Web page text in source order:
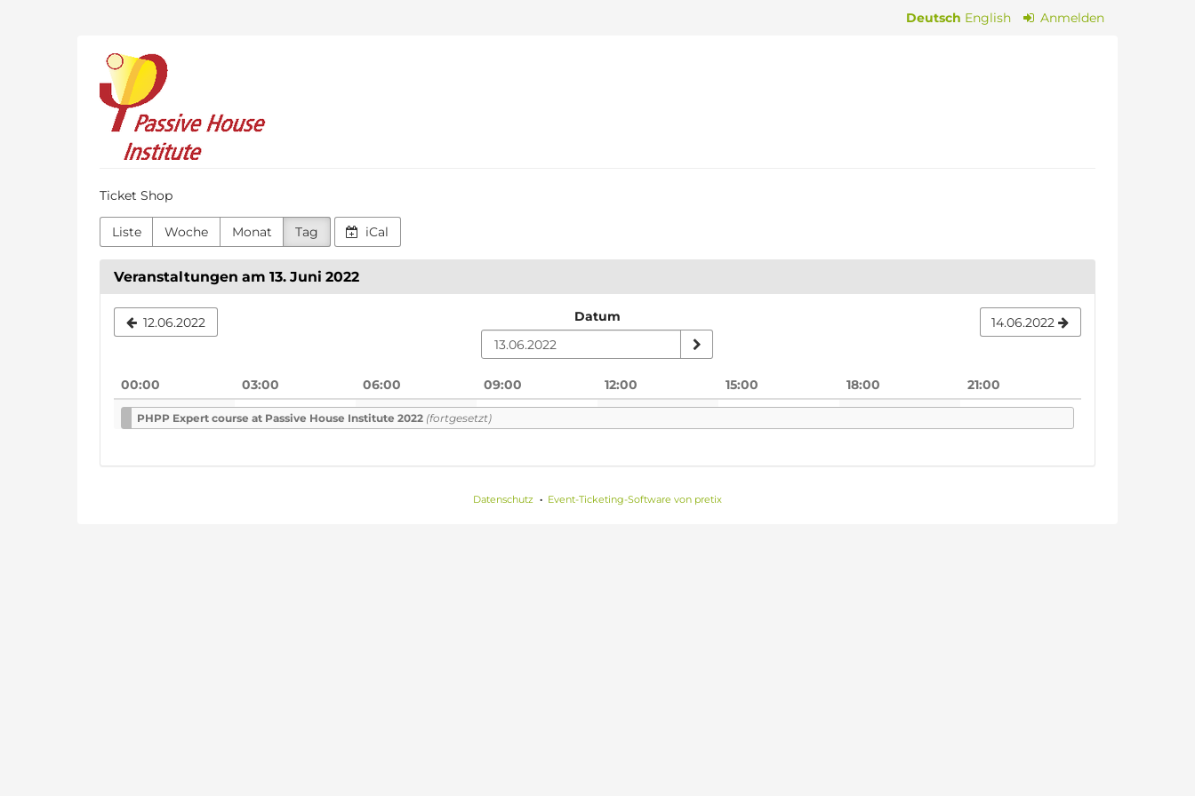
Deutsch English Anmelden
Passive
House
Institute
Ticket Shop
Liste Woche Monat Tag iCal
Veranstaltungen am 13. Juni 2022
12.06.2022
auswählen
Datum 14.06.2022
00:00 03:00 06:00 09:00 12:00 15:00 18:00 21:00
PHPP Expert course at Passive House Institute 2022 (fortgesetzt)
Datenschutz Event-Ticketing-Software von pretix